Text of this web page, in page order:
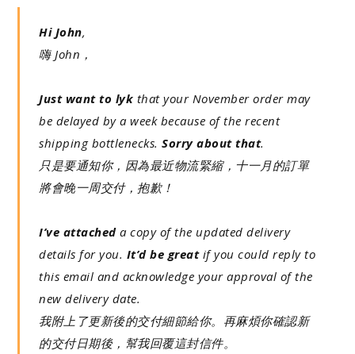
Hi John,
嗨 John，
Just want to lyk that your November order may
be delayed by a week because of the recent
shipping bottlenecks.Sorry about that.
只是要通知你，因為最近物流緊縮，十一月的訂單
將會晚一周交付，抱歉！
I’ve attacheda copy of the updated delivery
details for you. It’d be great if you could reply to
this email and acknowledge your approval of the
new delivery date.
我附上了更新後的交付細節給你。再麻煩你確認新
的交付日期後，幫我回覆這封信件。